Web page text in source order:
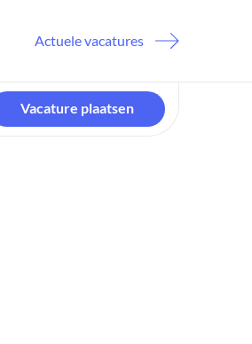
Actuele vacatures
Vacature plaatsen